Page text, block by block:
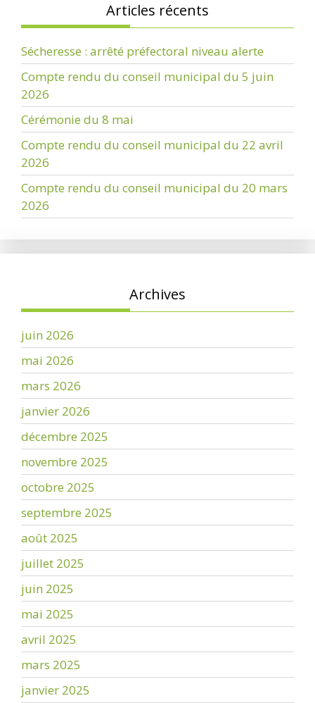
Articles récents
Sécheresse : arrêté préfectoral niveau alerte
Compte rendu du conseil municipal du 5 juin
2026
Cérémonie du 8 mai
Compte rendu du conseil municipal du 22 avril
2026
Compte rendu du conseil municipal du 20 mars
2026
Archives
juin 2026
mai 2026
mars 2026
janvier 2026
décembre 2025
novembre 2025
octobre 2025
septembre 2025
août 2025
juillet 2025
juin 2025
mai 2025
avril 2025
mars 2025
janvier 2025